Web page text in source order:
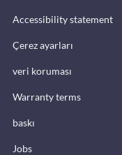
Accessibility statement
Çerez ayarları
veri koruması
Warranty terms
baskı
Jobs